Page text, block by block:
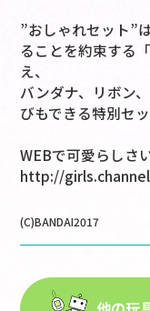
”おしゃれセット”
ることを約束する
え、
バンダナ、リボン
びもできる特別セッ
WEBで可愛らしさ
http://
(C)BANDAI2017